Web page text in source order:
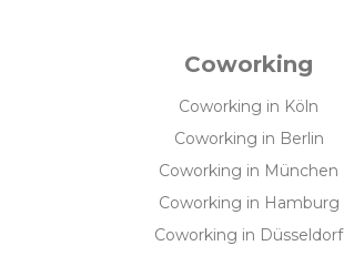
Coworking
Coworking in Köln
Coworking in Berlin
Coworking in München
Coworking in Hamburg
Coworking in Düsseldorf